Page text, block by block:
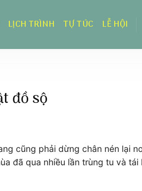
LỊCH TRÌNH TỰ TÚC LỄ HỘI
đồ sộ
cũng phải dừng chân nén lại
đã qua nhiều lần trùng tu và